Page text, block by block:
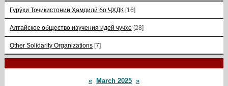
Гурӯҳи Тоҷикистонии Ҳамдилӣ бо ҶХДК [16]
Алтайское общество изучения идей чучхе [28]
Other Solidarity Organizations [7]
« March 2025 »